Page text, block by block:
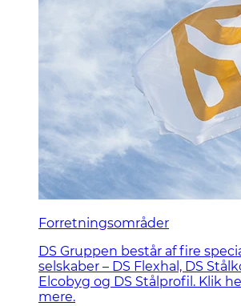
Forretningsområder
DS Gruppen består af fire
selskaber – DS Flexhal, DS
Elcobyg og DS Stålprofil. Klik
mere.